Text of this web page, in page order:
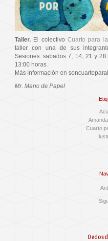
Taller. El colectivoCuarto para
taller con una de sus
Sesiones: sabados 7, 14, 21 y
13:00 horas.
Más información en
Mr. Mano de Papel
Cuarto
Dedos